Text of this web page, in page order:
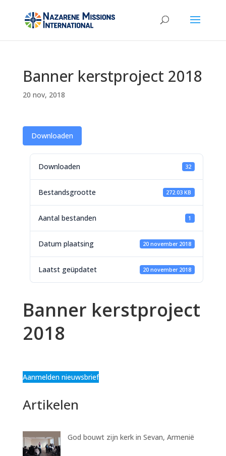
Banner kerstproject 2018
20 nov, 2018
Downloaden
Downloaden 32
Bestandsgrootte 272.03 KB
Aantal bestanden 1
Datum plaatsing 20 november 2018
Laatst geüpdatet 20 november 2018
Banner kerstproject
2018
Aanmelden nieuwsbrief
Artikelen
God bouwt zijn kerk in Sevan, Armenië